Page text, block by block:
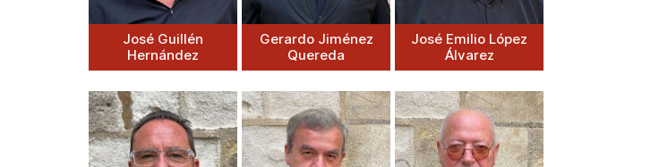
José Guillén
Hernández
Gerardo Jiménez
Quereda
José Emilio López
Álvarez